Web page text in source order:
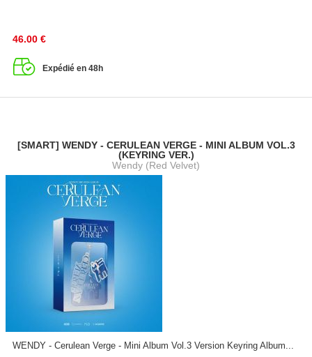
46.00 €
Expédié en 48h
[SMART] WENDY - CERULEAN VERGE - MINI ALBUM VOL.3
(KEYRING VER.)
Wendy (Red Velvet)
WENDY - Cerulean Verge - Mini Album Vol.3 Version Keyring Album...